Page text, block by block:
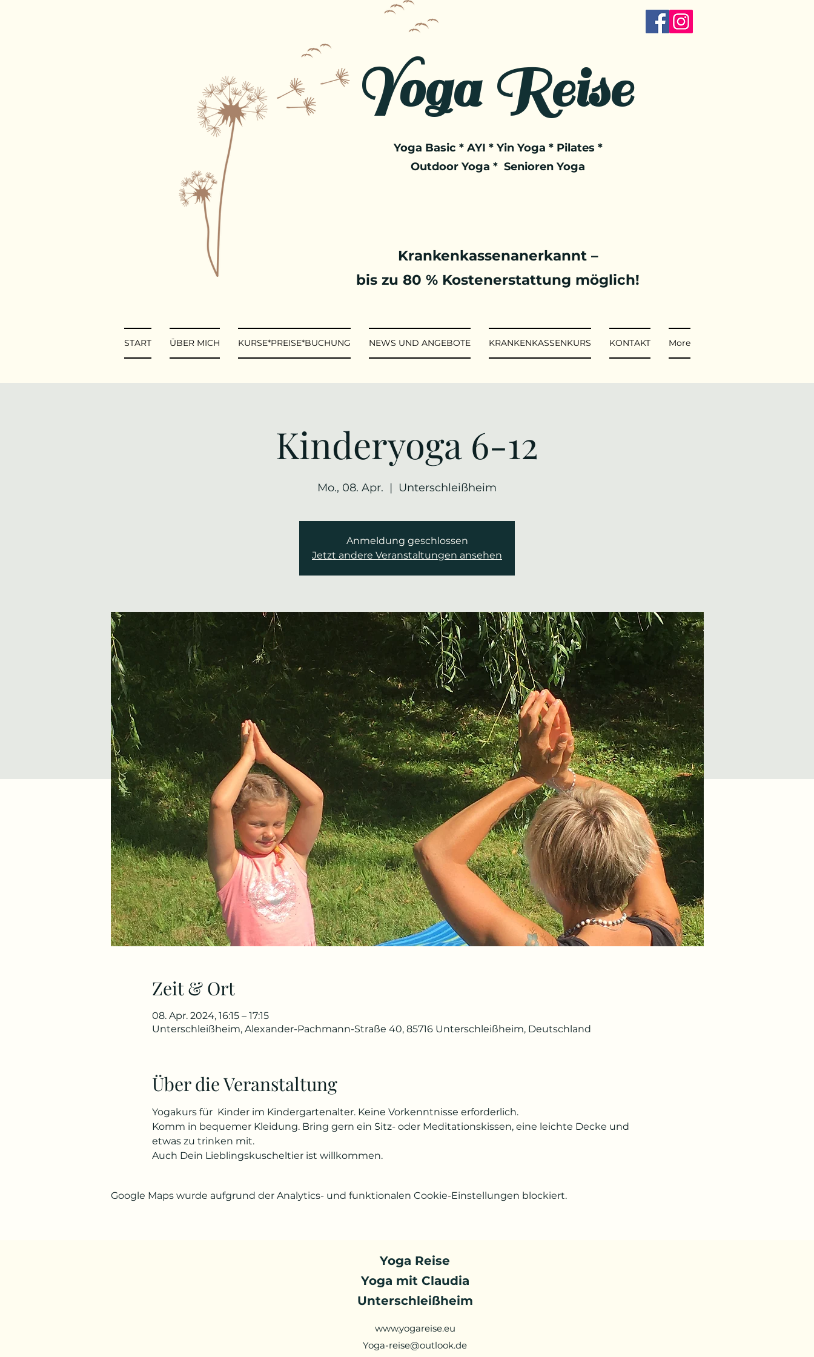
Yoga Reise
Yoga Basic * AYI * Yin Yoga * Pilates *
Outdoor Yoga * Senioren Yoga
Krankenkassenanerkannt –
bis zu 80 % Kostenerstattung möglich!
START ÜBER MICH KURSE*PREISE*BUCHUNG NEWS UND ANGEBOTE KRANKENKASSENKURS KONTAKT More
Kinderyoga 6-12
Mo., 08. Apr.
  |
Unterschleißheim
Anmeldung geschlossen
Jetzt andere Veranstaltungen ansehen
Zeit & Ort
08. Apr. 2024, 16:15 – 17:15
Unterschleißheim, Alexander-Pachmann-Straße 40, 85716 Unterschleißheim, Deutschland
Über die Veranstaltung
Yogakurs für  Kinder im Kindergartenalter. Keine Vorkenntnisse erforderlich.
Komm in bequemer Kleidung. Bring gern ein Sitz- oder Meditationskissen, eine leichte Decke und
etwas zu trinken mit.
Auch Dein Lieblingskuscheltier ist willkommen.
Google Maps wurde aufgrund der Analytics- und funktionalen Cookie-Einstellungen blockiert.
Yoga Reise
Yoga mit Claudia
Unterschleißheim
www.yogareise.eu
Yoga-reise@outlook.de